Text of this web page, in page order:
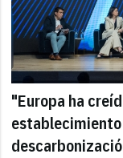
"Europa ha
establecimiento